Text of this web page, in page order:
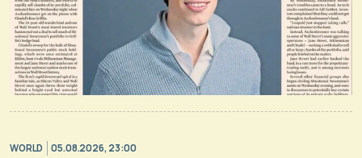
WORLD 05.08.2026, 23:00